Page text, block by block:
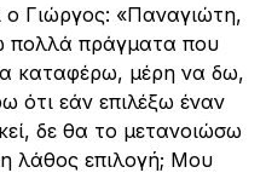
Γιώργος: «Παναγιώτη,
πράγματα που
καταφέρω, μέρη να δω,
ότι εάν επιλέξω έναν
δε θα το μετανοιώσω
λάθος επιλογή; Μου